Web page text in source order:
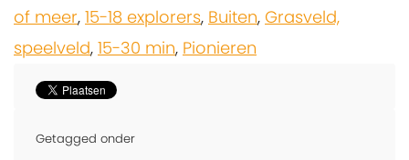
of meer, 15-18 explorers, Buiten, Grasveld,
speelveld, 15-30 min, Pionieren
Getagged onder